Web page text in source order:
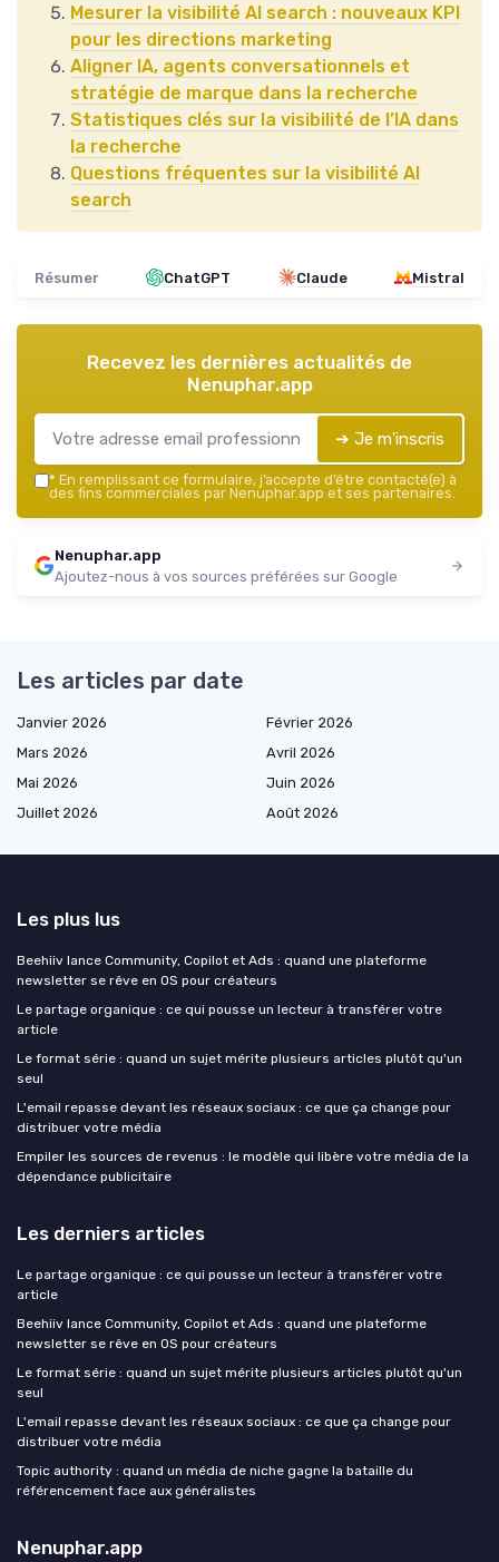
Mesurer la visibilité AI search : nouveaux KPI
pour les directions marketing
Aligner IA, agents conversationnels et
stratégie de marque dans la recherche
Statistiques clés sur la visibilité de l’IA dans
la recherche
Questions fréquentes sur la visibilité AI
search
Résumer ChatGPT Claude Mistral
Recevez les dernières actualités de
Nenuphar.app
➔ Je m'inscris
* En remplissant ce formulaire, j’accepte d’être contacté(e) à
des fins commerciales par Nenuphar.app et ses partenaires.
Nenuphar.app
Ajoutez-nous à vos sources préférées sur Google
Les articles par date
Janvier 2026
Février 2026
Mars 2026
Avril 2026
Mai 2026
Juin 2026
Juillet 2026
Août 2026
Les plus lus
Beehiiv lance Community, Copilot et Ads : quand une plateforme
newsletter se rêve en OS pour créateurs
Le partage organique : ce qui pousse un lecteur à transférer votre
article
Le format série : quand un sujet mérite plusieurs articles plutôt qu'un
seul
L'email repasse devant les réseaux sociaux : ce que ça change pour
distribuer votre média
Empiler les sources de revenus : le modèle qui libère votre média de la
dépendance publicitaire
Les derniers articles
Le partage organique : ce qui pousse un lecteur à transférer votre
article
Beehiiv lance Community, Copilot et Ads : quand une plateforme
newsletter se rêve en OS pour créateurs
Le format série : quand un sujet mérite plusieurs articles plutôt qu'un
seul
L'email repasse devant les réseaux sociaux : ce que ça change pour
distribuer votre média
Topic authority : quand un média de niche gagne la bataille du
référencement face aux généralistes
Nenuphar.app